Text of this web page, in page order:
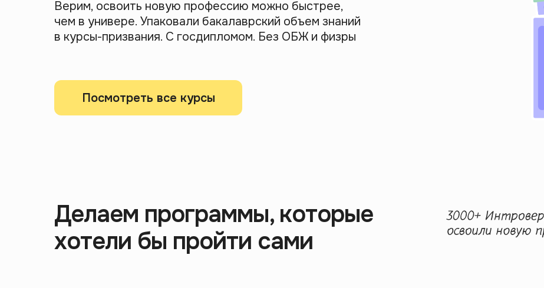
Верим, освоить новую профессию можно быстрее,
чем в универе. Упаковали бакалаврский объем знаний
в курсы-призвания. С госдипломом. Без ОБЖ и физры
Посмотреть все курсы
Делаем программы, которые
хотели бы пройти сами